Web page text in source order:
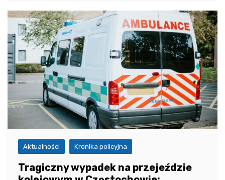
Aktualności Kronika policyjna
Tragiczny wypadek na przejeździe